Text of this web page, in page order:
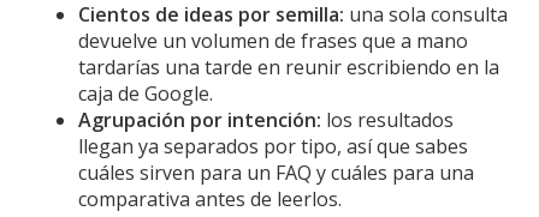
Cientos de ideas por semilla: una sola consulta
devuelve un volumen de frases que a mano
tardarías una tarde en reunir escribiendo en la
caja de Google.
Agrupación por intención: los resultados
llegan ya separados por tipo, así que sabes
cuáles sirven para un FAQ y cuáles para una
comparativa antes de leerlos.